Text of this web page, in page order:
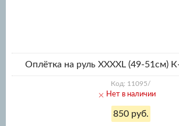
Оплётка на руль XXXХL (49-51см)
Код: 11095/
Нет в наличии
850 руб.